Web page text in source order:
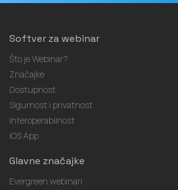
Softver za webinar
Što je Webinar?
Značajke
Dostupnost
Sigurnost i privatnost
Interoperabilnost
iOS App
Glavne značajke
Evergreen webinari